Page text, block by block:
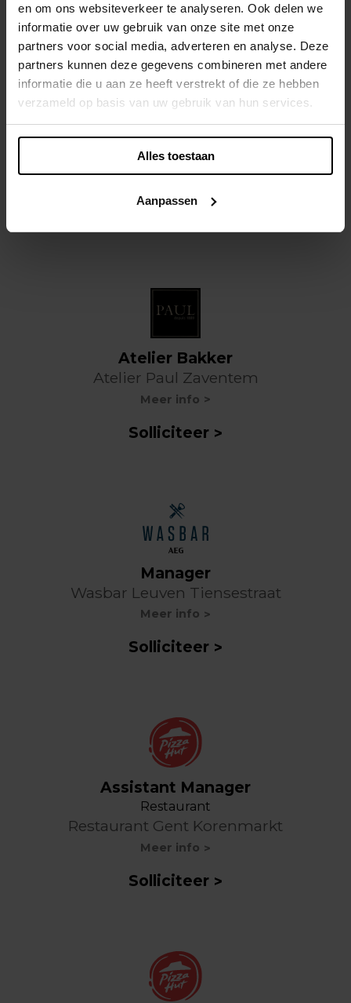
en om ons websiteverkeer te analyseren. Ook delen we
informatie over uw gebruik van onze site met onze
partners voor social media, adverteren en analyse. Deze
partners kunnen deze gegevens combineren met andere
informatie die u aan ze heeft verstrekt of die ze hebben
verzameld op basis van uw gebruik van hun services.
Alles toestaan
Aanpassen
Student Zaal
Restaurant Kortrijk kinepolis
Atelier Bakker
Atelier Paul Zaventem
Meer info
Solliciteer
Manager
Wasbar Leuven Tiensestraat
Meer info
Solliciteer
Assistant Manager
Restaurant
Restaurant Gent Korenmarkt
Meer info
Solliciteer